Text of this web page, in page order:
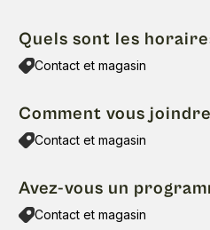
Quels sont les
Contact et magasin
Comment vous
Contact et magasin
Avez-vous un
Contact et magasin